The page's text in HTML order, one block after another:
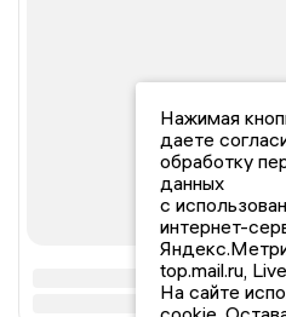
Нажимая
даете
обработку
данных
с
интернет-
top.mail.ru,
На сайте